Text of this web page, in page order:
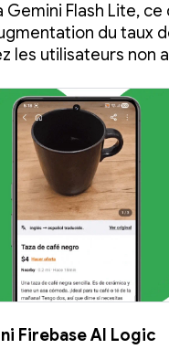
Flash Lite, ce
du taux
les utilisateurs non
Firebase AI Logic